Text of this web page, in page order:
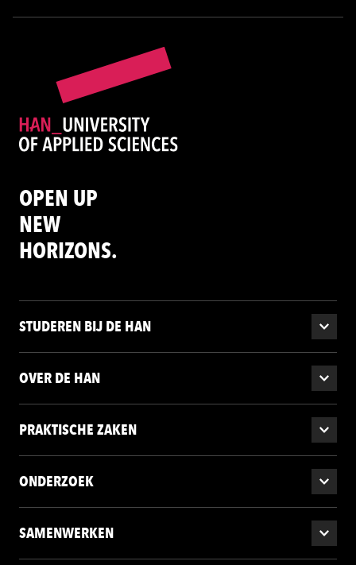
OPEN UP
NEW
HORIZONS.
STUDEREN BIJ DE HAN
OVER DE HAN
PRAKTISCHE ZAKEN
ONDERZOEK
SAMENWERKEN